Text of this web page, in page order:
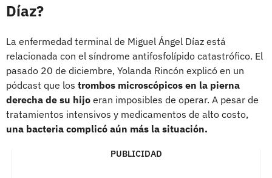
Díaz?
La enfermedad terminal de Miguel Ángel Díaz está
relacionada con el síndrome antifosfolípido catastrófico. El
pasado 20 de diciembre, Yolanda Rincón explicó en un
pódcast que los trombos microscópicos en la pierna
derecha de su hijo eran imposibles de operar. A pesar de
tratamientos intensivos y medicamentos de alto costo,
una bacteria complicó aún más la situación.
PUBLICIDAD